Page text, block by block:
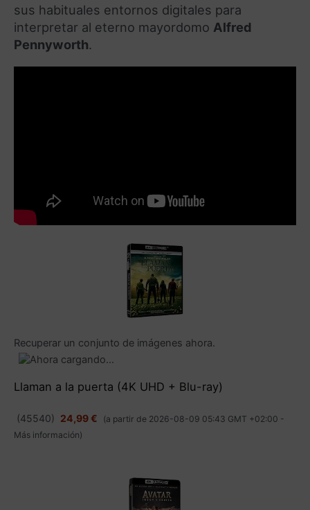
sus habituales entornos digitales para
interpretar al eterno mayordomo Alfred
Pennyworth.
Recuperar un conjunto de imágenes ahora.
Llaman a la puerta (4K UHD + Blu-ray)
(45540) 24,99 €
(a partir de 2026-08-09 05:43 GMT +02:00 -
Más información)